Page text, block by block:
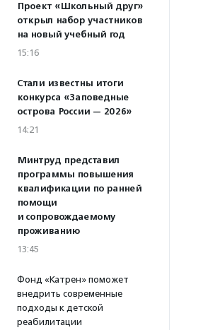
Проект «Школьный друг»
открыл набор участников
на новый учебный год
15:16
Стали известны итоги
конкурса «Заповедные
острова России — 2026»
14:21
Минтруд представил
программы повышения
квалификации по ранней
помощи
и сопровождаемому
проживанию
13:45
Фонд «Катрен» поможет
внедрить современные
подходы к детской
реабилитации